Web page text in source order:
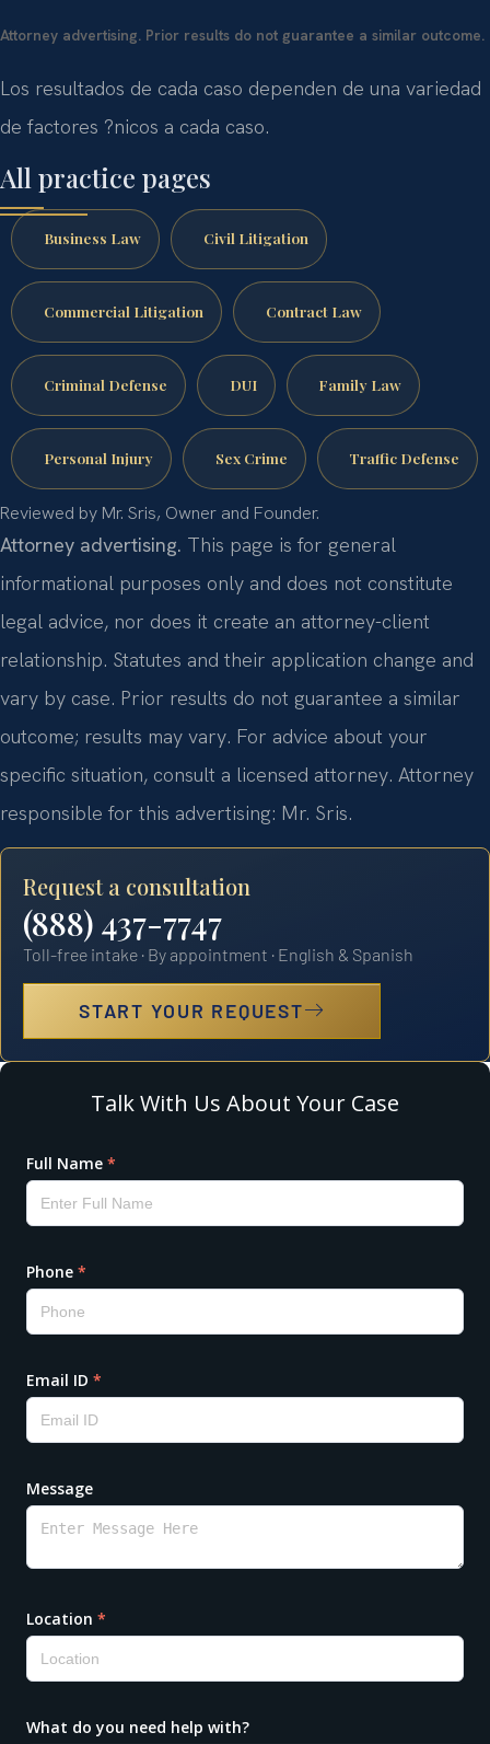
Attorney advertising. Prior results do not guarantee a similar outcome.
Los resultados de cada caso dependen de una variedad
de factores ?nicos a cada caso.
All practice pages
Business Law Civil Litigation
Commercial Litigation Contract Law
Criminal Defense DUI Family Law
Personal Injury Sex Crime Traffic Defense
Reviewed by Mr. Sris, Owner and Founder.
Attorney advertising. This page is for general
informational purposes only and does not constitute
legal advice, nor does it create an attorney-client
relationship. Statutes and their application change and
vary by case. Prior results do not guarantee a similar
outcome; results may vary. For advice about your
specific situation, consult a licensed attorney. Attorney
responsible for this advertising: Mr. Sris.
Request a consultation
(888) 437-7747
Toll-free intake · By appointment · English & Spanish
START YOUR REQUEST